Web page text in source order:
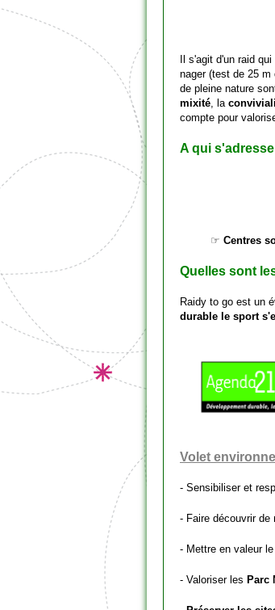
Il s'agit d'un raid
nager (test de 25
de pleine nature
mixité, la
compte pour
A qui
☞ Centres
Quelles sont
Raidy to go est un
durable le sport
Volet
- Sensibiliser et
- Faire découvrir de
- Mettre en valeur le
- Valoriser les Parc